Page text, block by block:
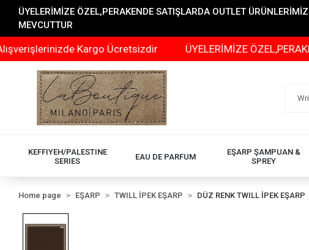
ÜYELERİMİZE ÖZEL,PERAKENDE SATIŞLARDA OUTLET
MEVCUTTUR
Kargo Ücretsizdir ÜYELERİMİZE
KEFFIYEH/PALESTINE
SERIES
EAU DE PARFUM
EŞARP ŞAMPUAN &
SPREY
Home page EŞARP TWILL İPEK EŞARP DÜZ RENK TWILL İPEK EŞARP